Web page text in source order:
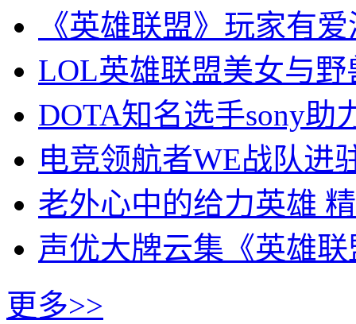
《英雄联盟》玩家有
LOL英雄联盟美女与
DOTA知名选手sony助
电竞领航者WE战队进
老外心中的给力英雄
声优大牌云集《英雄
更多>>